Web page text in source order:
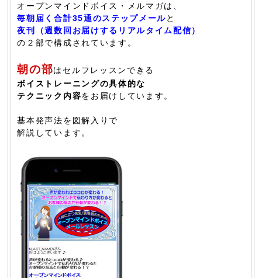
オープンマインドボイス・メルマガは、
毎朝届く合計35通のステップメールと
夜刊（週数回お届けするリアルタイム配信）
の２部で構成されています。
朝の部はセルフレッスンできる
ボイストレーニングの具体的な
テクニック内容をお届けしています。
基本発声法を図解入りで
解説しています。